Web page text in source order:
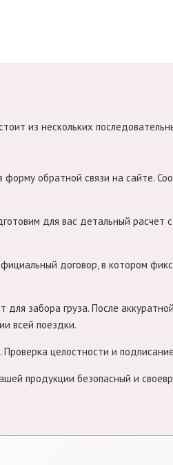
из нескольких
обратной связи на сайте.
для вас детальный расчет
договор, в котором
забора груза. После
всей поездки.
Проверка целостности и
продукции безопасный и